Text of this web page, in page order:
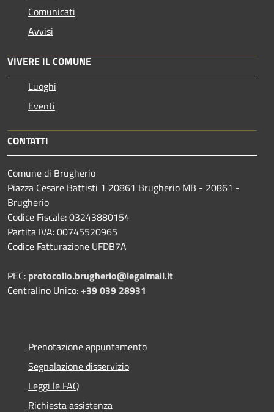
Comunicati
Avvisi
VIVERE IL COMUNE
Luoghi
Eventi
CONTATTI
Comune di Brugherio
Piazza Cesare Battisti 1 20861 Brugherio MB - 20861 -
Brugherio
Codice Fiscale: 03243880154
Partita IVA: 00745520965
Codice Fatturazione UFDB7A
PEC: protocollo.brugherio@legalmail.it
Centralino Unico:+39 039 28931
Prenotazione appuntamento
Segnalazione disservizio
Leggi le FAQ
Richiesta assistenza